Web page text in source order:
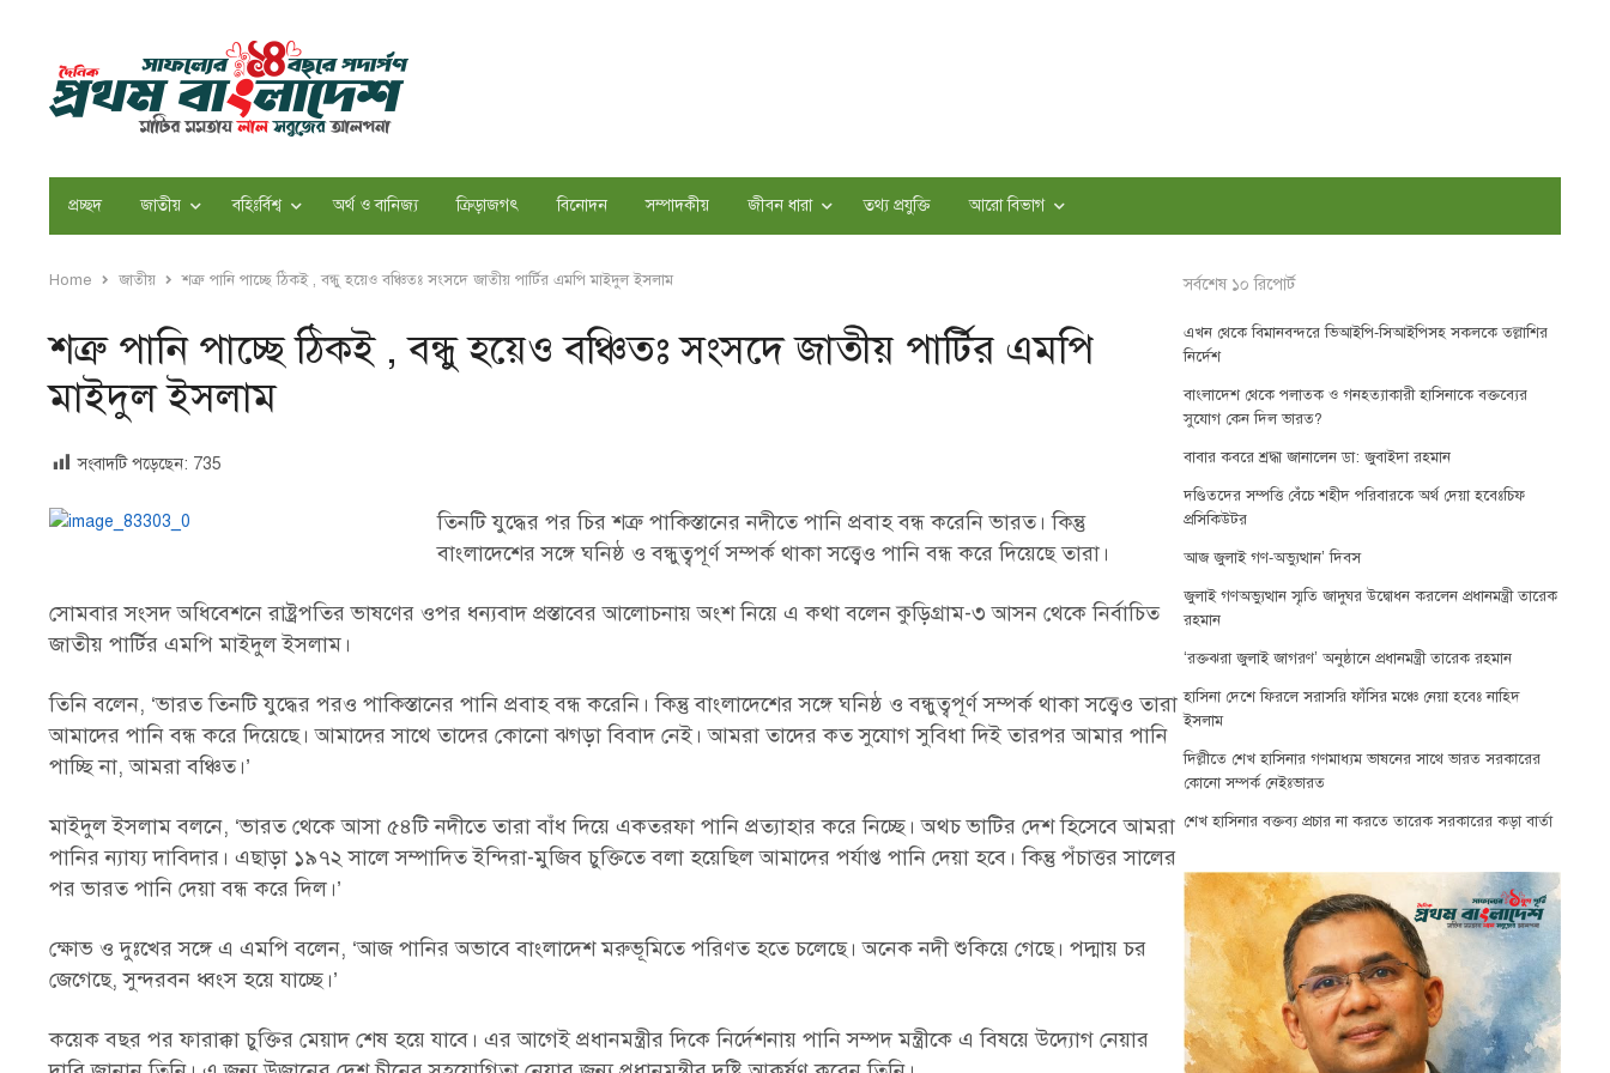
প্রচ্ছদ জাতীয় বহিঃর্বিশ্ব অর্থ ও বানিজ্য ক্রিড়াজগৎ বিনোদন সম্পাদকীয় জীবন ধারা তথ্য প্রযুক্তি আরো বিভাগ
Home জাতীয় শত্রু পানি পাচ্ছে ঠিকই , বন্ধু হয়েও বঞ্চিতঃ সংসদে জাতীয় পার্টির এমপি মাইদুল ইসলাম
শত্রু পানি পাচ্ছে ঠিকই , বন্ধু হয়েও বঞ্চিতঃ সংসদে জাতীয় পার্টির এমপি
মাইদুল ইসলাম
সংবাদটি পড়েছেন: 735
তিনটি যুদ্ধের পর চির শত্রু পাকিস্তানের নদীতে পানি প্রবাহ বন্ধ করেনি ভারত। কিন্তু
বাংলাদেশের সঙ্গে ঘনিষ্ঠ ও বন্ধুত্বপূর্ণ সম্পর্ক থাকা সত্ত্বেও পানি বন্ধ করে দিয়েছে তারা।
সোমবার সংসদ অধিবেশনে রাষ্ট্রপতির ভাষণের ওপর ধন্যবাদ প্রস্তাবের আলোচনায় অংশ নিয়ে এ কথা বলেন কুড়িগ্রাম-৩ আসন থেকে নির্বাচিত
জাতীয় পার্টির এমপি মাইদুল ইসলাম।
তিনি বলেন, ‘ভারত তিনটি যুদ্ধের পরও পাকিস্তানের পানি প্রবাহ বন্ধ করেনি। কিন্তু বাংলাদেশের সঙ্গে ঘনিষ্ঠ ও বন্ধুত্বপূর্ণ সম্পর্ক থাকা সত্ত্বেও তারা
আমাদের পানি বন্ধ করে দিয়েছে। আমাদের সাথে তাদের কোনো ঝগড়া বিবাদ নেই। আমরা তাদের কত সুযোগ সুবিধা দিই তারপর আমার পানি
পাচ্ছি না, আমরা বঞ্চিত।’
মাইদুল ইসলাম বলনে, ‘ভারত থেকে আসা ৫৪টি নদীতে তারা বাঁধ দিয়ে একতরফা পানি প্রত্যাহার করে নিচ্ছে। অথচ ভাটির দেশ হিসেবে আমরা
পানির ন্যায্য দাবিদার। এছাড়া ১৯৭২ সালে সম্পাদিত ইন্দিরা-মুজিব চুক্তিতে বলা হয়েছিল আমাদের পর্যাপ্ত পানি দেয়া হবে। কিন্তু পঁচাত্তর সালের
পর ভারত পানি দেয়া বন্ধ করে দিল।’
ক্ষোভ ও দুঃখের সঙ্গে এ এমপি বলেন, ‘আজ পানির অভাবে বাংলাদেশ মরুভূমিতে পরিণত হতে চলেছে। অনেক নদী শুকিয়ে গেছে। পদ্মায় চর
জেগেছে, সুন্দরবন ধ্বংস হয়ে যাচ্ছে।’
কয়েক বছর পর ফারাক্কা চুক্তির মেয়াদ শেষ হয়ে যাবে। এর আগেই প্রধানমন্ত্রীর দিকে নির্দেশনায় পানি সম্পদ মন্ত্রীকে এ বিষয়ে উদ্যোগ নেয়ার
সর্বশেষ ১০ রিপোর্ট
এখন থেকে বিমানবন্দরে ভিআইপি-সিআইপিসহ সকলকে তল্লাশির
নির্দেশ
বাংলাদেশ থেকে পলাতক ও গনহত্যাকারী হাসিনাকে বক্তব্যের
সুযোগ কেন দিল ভারত?
বাবার কবরে শ্রদ্ধা জানালেন ডা: জুবাইদা রহমান
দণ্ডিতদের সম্পত্তি বেঁচে শহীদ পরিবারকে অর্থ দেয়া হবেঃচিফ
প্রসিকিউটর
আজ জুলাই গণ-অভ্যুত্থান’ দিবস
জুলাই গণঅভ্যুত্থান স্মৃতি জাদুঘর উদ্বোধন করলেন প্রধানমন্ত্রী তারেক
রহমান
‘রক্তঝরা জুলাই জাগরণ’ অনুষ্ঠানে প্রধানমন্ত্রী তারেক রহমান
হাসিনা দেশে ফিরলে সরাসরি ফাঁসির মঞ্চে নেয়া হবেঃ নাহিদ
ইসলাম
দিল্লীতে শেখ হাসিনার গণমাধ্যম ভাষনের সাথে ভারত সরকারের
কোনো সম্পর্ক নেইঃভারত
শেখ হাসিনার বক্তব্য প্রচার না করতে তারেক সরকারের কড়া বার্তা